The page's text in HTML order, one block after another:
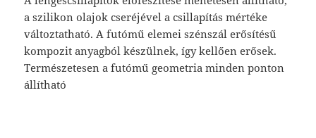
a szilikon olajok cseréjével a csillapítás mértéke
változtatható. A futómű elemei szénszál erősítésű
kompozit anyagból készülnek, így kellően erősek.
Természetesen a futómű geometria minden ponton
állítható